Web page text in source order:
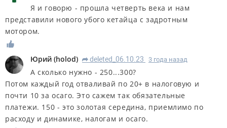
Я и говорю - прошла четверть века и нам
представили нового убого кетайца с задротным
мотором.
Юрий (holod) R deleted_06.10.23 3 года назад
А сколько нужно - 250...300?
Потом каждый год отваливай по 20+ в налоговую и
почти 10 за осаго. Это сажем так обязательные
платежи. 150 - это золотая середина, приемлимо по
расходу и динамике, налогам и осаго.